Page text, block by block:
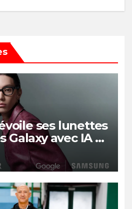
ses lunettes
avec IA et